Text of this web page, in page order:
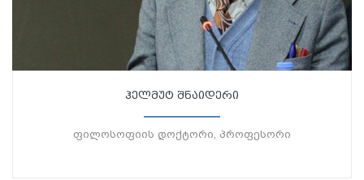
ჰელმუტ შნაიდერი
ფილოსოფიის დოქტორი, პროფესორი